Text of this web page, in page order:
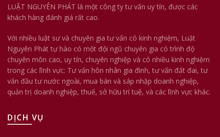
LUẬT NGUYÊN PHÁT là một công ty tư vấn uy tín, được các
khách hàng đánh giá rất cao.
Với nhiều luật sư và chuyên gia tư vấn có kinh nghiệm, Luật
Nguyên Phát tự hào có một đội ngũ chuyên gia có trình độ
chuyên môn cao, uy tín, chuyên nghiệp và có nhiều kinh nghiệm
trong các lĩnh vực: Tư vấn hôn nhân gia đình, tư vấn đất đai, tư
vấn đầu tư nước ngoài, mua bán và sáp nhập doanh nghiệp,
quản trị doanh nghiệp, thuế, sở hữu trí tuệ, và các lĩnh vực khác.
DỊCH VỤ